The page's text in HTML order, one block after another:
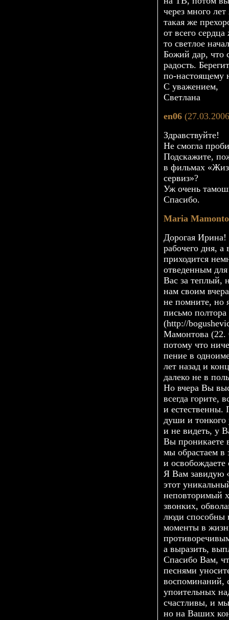
через много
такая же
от всего
то светлое
Божий дар, что
радость.
по-настоящему
С уважением,
Светлана
en06
Здравствуйте!
Не смогла
Подскажите,
в фильмах
сервиз»?
Уж очень
Спасибо.
Maria
Дорогая Ирина!
рабочего дня, а
приходится
отведенным
Вас за теплый,
нам своим
не помните, но
письмо полтора
(http://
Мамонтова (22.
потому что
пение в
лет назад и
далеко не в
Но вчера Вы
всегда горите,
и естественны.
души и
и не видеть, у
Вы проникаете
мы обрастаем в
и
Я Вам завидую
этот
неповторимый
звонких,
люди способны
моменты в
а выразить,
Спасибо Вам,
песнями
воспоминаний,
упоительных
счастливы, и
но на Ваших